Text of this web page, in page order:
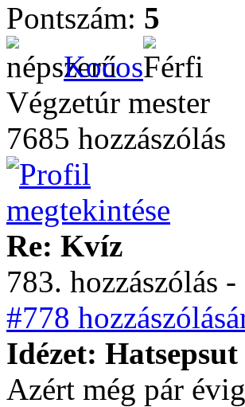
Pontszám: 5
Kocos
Végzetúr mester
7685 hozzászólás
Re: Kvíz
783. hozzászólás
#778
Idézet:
Azért még pár